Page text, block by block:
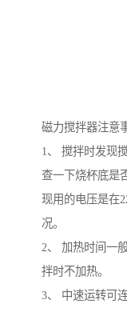
磁力搅拌器注意
1、 搅拌时发现
查一下烧杯底是
现用的电压是在
况。
2、 加热时间一
拌时不加热。
3、 中速运转可